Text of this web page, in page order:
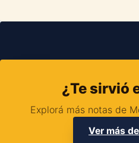
¿Te sirvió
Explorá más notas de
Ver más